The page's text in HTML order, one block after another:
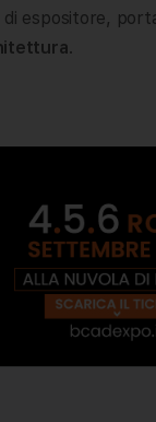
espositore,
.